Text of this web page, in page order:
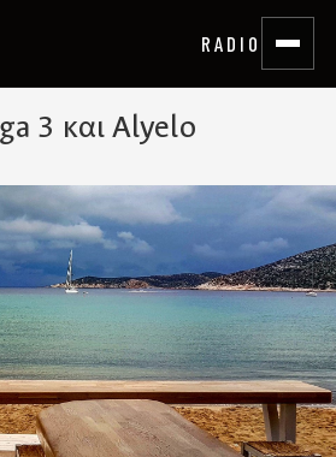
RADIO
3 και Alyelo